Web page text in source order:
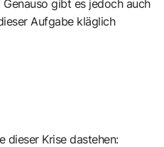
gibt es jedoch auch
Aufgabe kläglich
dieser Krise dastehen: